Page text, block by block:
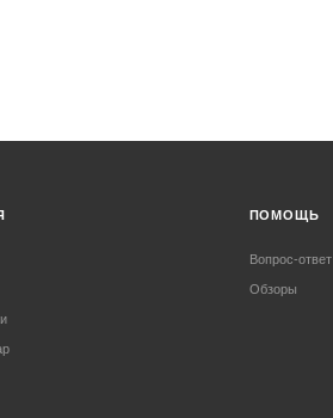
ПОМОЩЬ
Вопрос-ответ
Обзоры